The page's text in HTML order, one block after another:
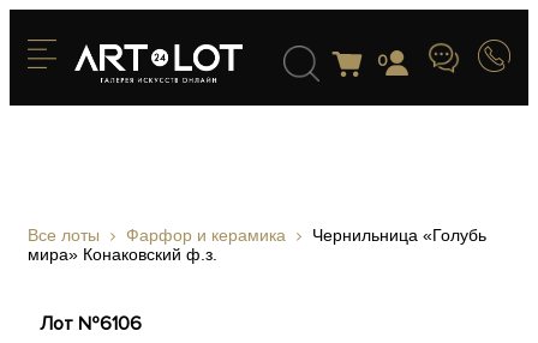
0
Все лоты Фарфор и керамика
Чернильница «Голубь
мира» Конаковский ф.з.
Лот №6106